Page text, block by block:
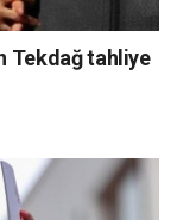
Tekdağ tahliye